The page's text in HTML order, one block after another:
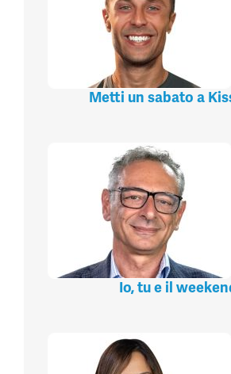
Metti un sabato a
Io, tu e il